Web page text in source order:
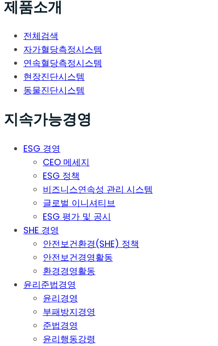
제품소개
전체검색
자가혈당측정시스템
연속혈당측정시스템
현장진단시스템
동물진단시스템
지속가능경영
ESG 경영
CEO 메세지
ESG 정책
비즈니스연속성 관리 시스템
글로벌 이니셔티브
ESG 평가 및 공시
SHE 경영
안전보건환경(SHE) 정책
안전보건경영활동
환경경영활동
윤리준법경영
윤리경영
부패방지경영
준법경영
윤리행동강령